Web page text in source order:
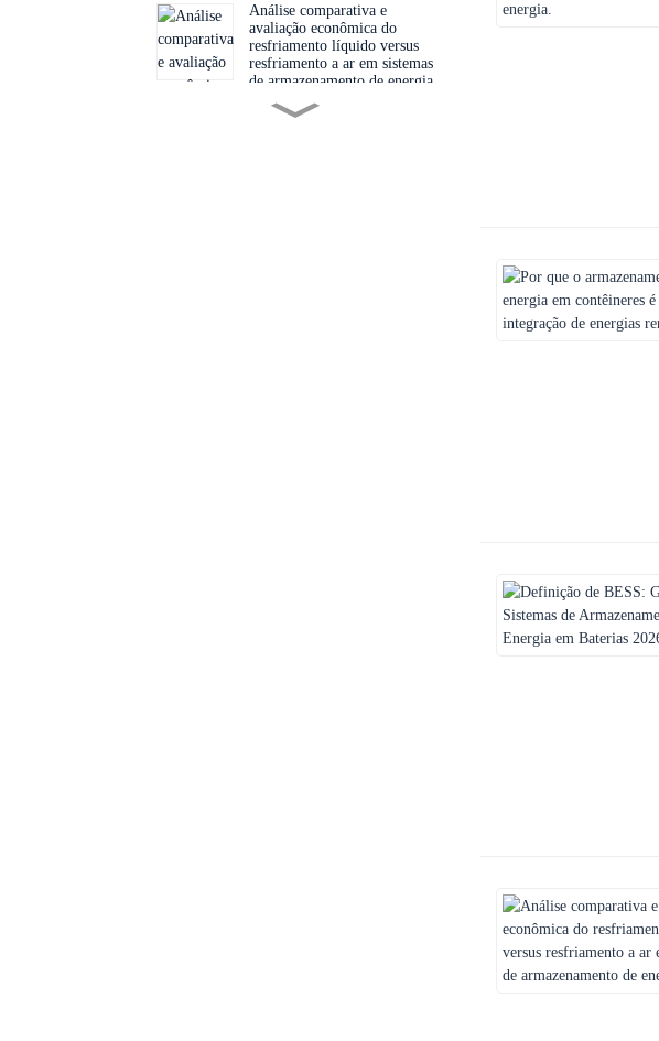
Análise comparativa e
avaliação econômica do
resfriamento líquido versus
resfriamento a ar em sistemas
de armazenamento de energia
Como funciona uma estação
de carregamento para